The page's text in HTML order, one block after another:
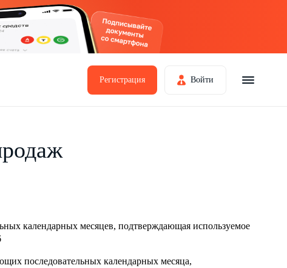
Регистрация Войти
календарных месяцев, подтверждающая используемое
последовательных календарных месяца,